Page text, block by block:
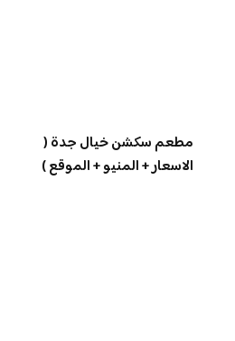
مطعم سكشن خيال جدة (
الاسعار + المنيو + الموقع )